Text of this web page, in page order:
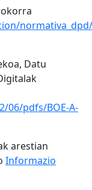
Datu
06/pdfs/BOE-A-
arestian
Informazio